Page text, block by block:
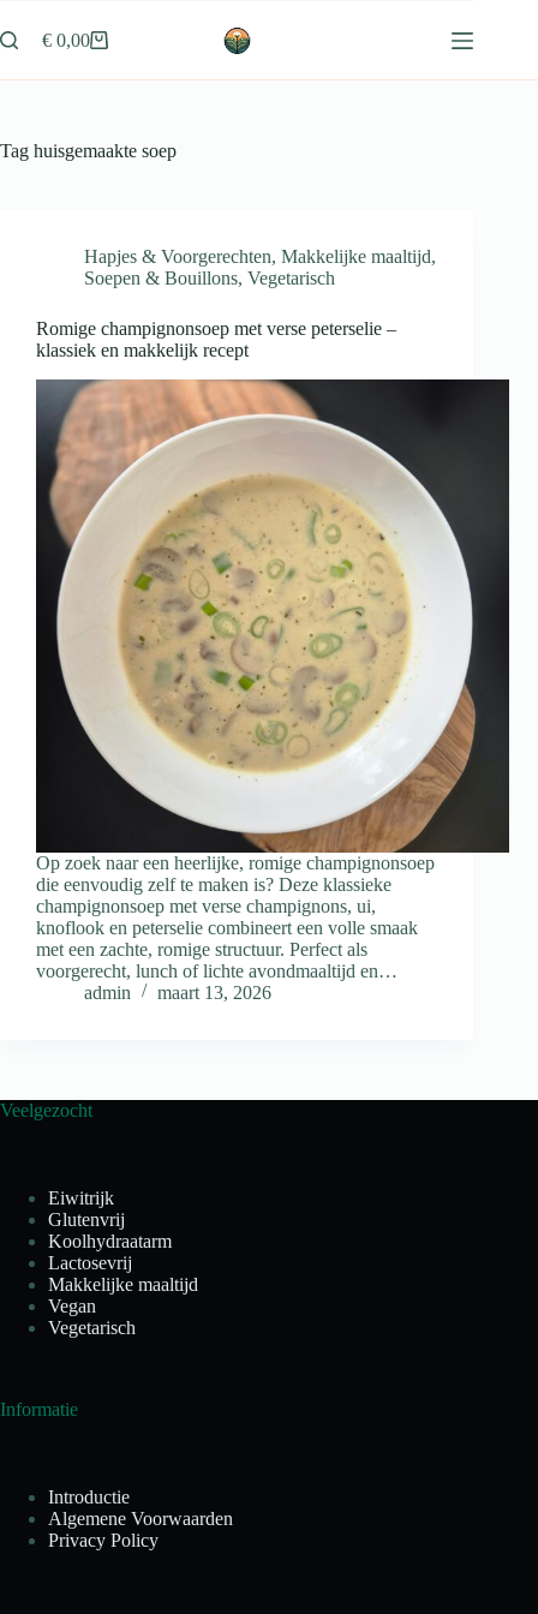
naar
de
Winkelwagen
€ 0,00
Tag huisgemaakte soep
Hapjes & Voorgerechten, Makkelijke maaltijd,
Soepen & Bouillons, Vegetarisch
Romige champignonsoep met verse peterselie –
klassiek en makkelijk recept
Op zoek naar een heerlijke, romige champignonsoep
die eenvoudig zelf te maken is? Deze klassieke
champignonsoep met verse champignons, ui,
knoflook en peterselie combineert een volle smaak
met een zachte, romige structuur. Perfect als
voorgerecht, lunch of lichte avondmaaltijd en…
admin
maart 13, 2026
Veelgezocht
Eiwitrijk
Glutenvrij
Koolhydraatarm
Lactosevrij
Makkelijke maaltijd
Vegan
Vegetarisch
Informatie
Introductie
Algemene Voorwaarden
Privacy Policy